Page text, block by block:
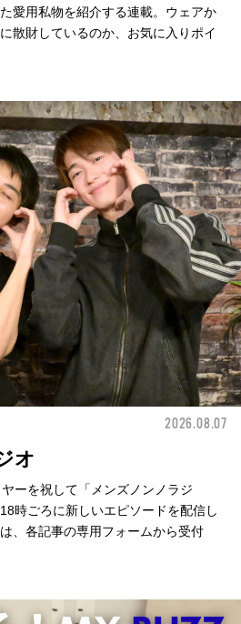
愛用私物を紹介する連載。ウェアか
散財しているのか、お気に入りポイ
2026.08.07
オ
ーを祝して「メンズノンノラジ
時ごろに新しいエピソードを配信し
、各記事の専用フォームから受付